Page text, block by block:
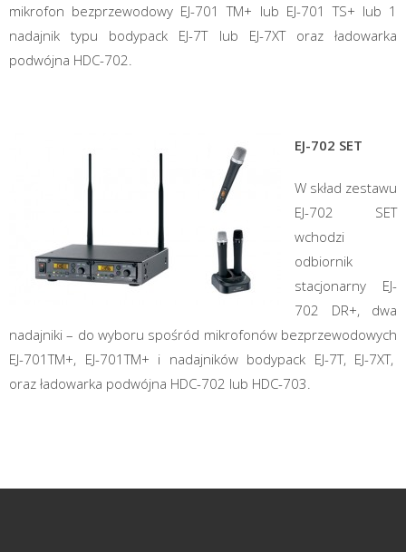
mikrofon bezprzewodowy EJ-701 TM+ lub EJ-701 TS+ lub 1
nadajnik typu bodypack EJ-7T lub EJ-7XT oraz ładowarka
podwójna HDC-702.
EJ-702 SET
W skład zestawu
EJ-702 SET
wchodzi
odbiornik
stacjonarny EJ-
702 DR+, dwa
nadajniki – do wyboru spośród mikrofonów bezprzewodowych
EJ-701TM+, EJ-701TM+ i nadajników bodypack EJ-7T, EJ-7XT,
oraz ładowarka podwójna HDC-702 lub HDC-703.